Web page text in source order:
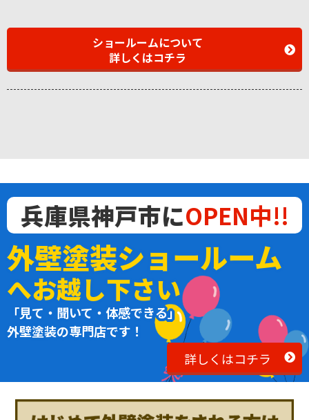
ショールームについて
詳しくはコチラ
兵庫県神戸市にOPEN中!!
外壁塗装ショールーム
へお越し下さい
「見て・聞いて・体感できる」
外壁塗装の専門店です！
詳しくはコチラ